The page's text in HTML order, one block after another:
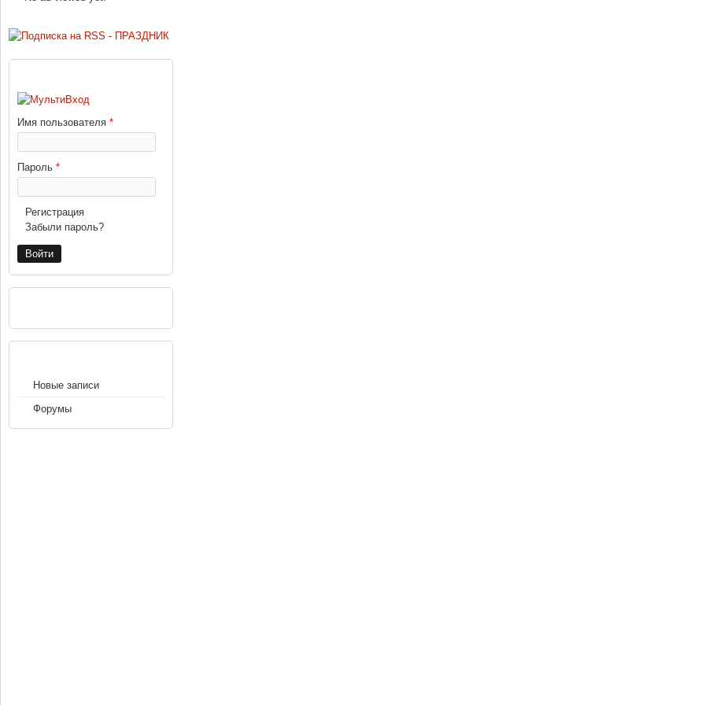
Имя пользователя *
Пароль *
Регистрация
Забыли пароль?
Новые записи
Форумы